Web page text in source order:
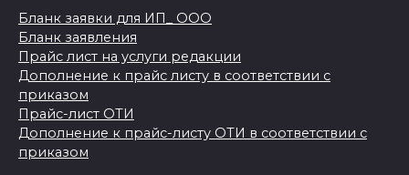
Бланк заявки для ИП_ ООО
Бланк заявления
Прайс лист на услуги редакции
Дополнение к прайс листу в соответствии с
приказом
Прайс-лист ОТИ
Дополнение к прайс-листу ОТИ в соответствии с
приказом